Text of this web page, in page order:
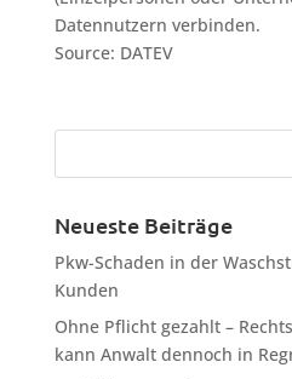
Datennutzern verbinden.
Source: DATEV
Neueste Beiträge
Pkw-Schaden in der
Kunden
Ohne Pflicht gezahlt –
kann Anwalt dennoch in